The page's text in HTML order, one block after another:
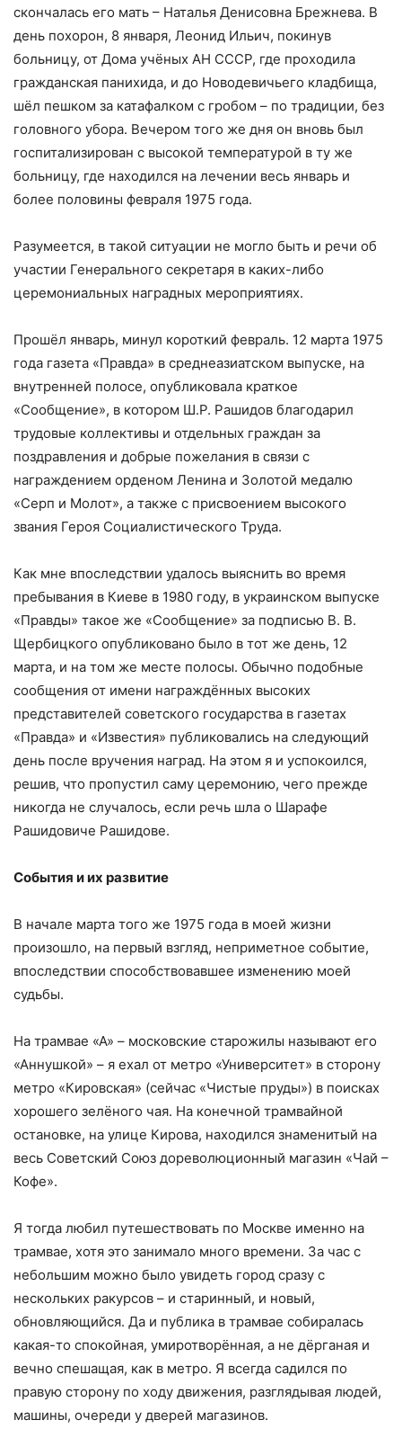
скончалась его мать – Наталья Денисовна Брежнева. В
день похорон, 8 января, Леонид Ильич, покинув
больницу, от Дома учёных АН СССР, где проходила
гражданская панихида, и до Новодевичьего кладбища,
шёл пешком за катафалком с гробом – по традиции, без
головного убора. Вечером того же дня он вновь был
госпитализирован с высокой температурой в ту же
больницу, где находился на лечении весь январь и
более половины февраля 1975 года.
Разумеется, в такой ситуации не могло быть и речи об
участии Генерального секретаря в каких-либо
церемониальных наградных мероприятиях.
Прошёл январь, минул короткий февраль. 12 марта 1975
года газета «Правда» в среднеазиатском выпуске, на
внутренней полосе, опубликовала краткое
«Сообщение», в котором Ш.Р. Рашидов благодарил
трудовые коллективы и отдельных граждан за
поздравления и добрые пожелания в связи с
награждением орденом Ленина и Золотой медалю
«Серп и Молот», а также с присвоением высокого
звания Героя Социалистического Труда.
Как мне впоследствии удалось выяснить во время
пребывания в Киеве в 1980 году, в украинском выпуске
«Правды» такое же «Сообщение» за подписью В. В.
Щербицкого опубликовано было в тот же день, 12
марта, и на том же месте полосы. Обычно подобные
сообщения от имени награждённых высоких
представителей советского государства в газетах
«Правда» и «Известия» публиковались на следующий
день после вручения наград. На этом я и успокоился,
решив, что пропустил саму церемонию, чего прежде
никогда не случалось, если речь шла о Шарафе
Рашидовиче Рашидове.
События и их развитие
В начале марта того же 1975 года в моей жизни
произошло, на первый взгляд, неприметное событие,
впоследствии способствовавшее изменению моей
судьбы.
На трамвае «А» – московские старожилы называют его
«Аннушкой» – я ехал от метро «Университет» в сторону
метро «Кировская» (сейчас «Чистые пруды») в поисках
хорошего зелёного чая. На конечной трамвайной
остановке, на улице Кирова, находился знаменитый на
весь Советский Союз дореволюционный магазин «Чай –
Кофе».
Я тогда любил путешествовать по Москве именно на
трамвае, хотя это занимало много времени. За час с
небольшим можно было увидеть город сразу с
нескольких ракурсов – и старинный, и новый,
обновляющийся. Да и публика в трамвае собиралась
какая-то спокойная, умиротворённая, а не дёрганая и
вечно спешащая, как в метро. Я всегда садился по
правую сторону по ходу движения, разглядывая людей,
машины, очереди у дверей магазинов.